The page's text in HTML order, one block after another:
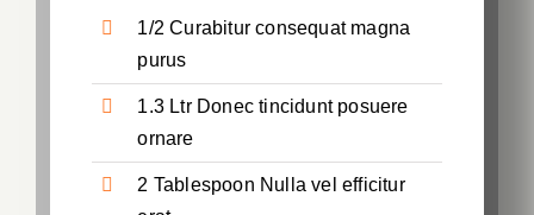
1/2 Curabitur consequat magna
purus
1.3 Ltr Donec tincidunt posuere
ornare
2 Tablespoon Nulla vel efficitur